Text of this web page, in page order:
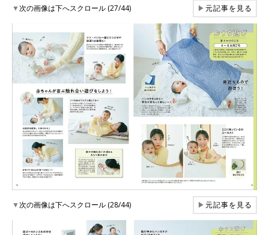
▼次の画像は下へスクロール (27/44) ▶元記事を見る
▼次の画像は下へスクロール (28/44) ▶元記事を見る